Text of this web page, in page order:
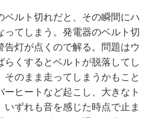
ベルト切れだと、その瞬間にハ
ってしまう。発電器のベルト切
告灯が点くので解る。問題はウ
らくするとベルトが脱落してし
そのまま走ってしまうかもこと
ーヒートなど起こし、大きなト
いずれも音を感じた時点で止ま